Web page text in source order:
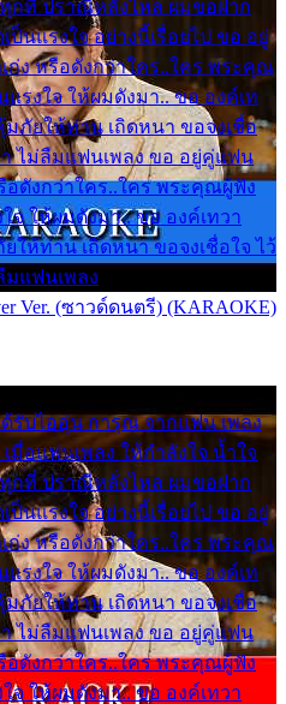
กที่ ปราณีหลั่งไหล ผมขอฝาก
ป็นแรงใจ อย่างนี้เรื่อยไป ขอ อยู่
ก่ง หรือดังกว่าใคร..ใคร พระคุณ
รงใจ ให้ผมดังมา.. ขอ องค์เท
ภัยให้ท่าน เถิดหนา ขอจงเชื่อ
า ไม่ลืมแฟนเพลง ขอ อยู่คู่แฟน
อดังกว่าใคร..ใคร พระคุณผู้ฟัง
จ ให้ผมดังมา.. ขอ องค์เทวา
ห้ท่าน เถิดหนา ขอจงเชื่อใจ ไว้
มแฟนเพลง
Ver. (ซาวด์ดนตรี) (KARAOKE)
รับไออุ่น การุณ จากแฟน เพลง
มื่อแฟนเพลง ให้กำลังใจ น้ำใจ
กที่ ปราณีหลั่งไหล ผมขอฝาก
ป็นแรงใจ อย่างนี้เรื่อยไป ขอ อยู่
ก่ง หรือดังกว่าใคร..ใคร พระคุณ
รงใจ ให้ผมดังมา.. ขอ องค์เท
ภัยให้ท่าน เถิดหนา ขอจงเชื่อ
า ไม่ลืมแฟนเพลง ขอ อยู่คู่แฟน
อดังกว่าใคร..ใคร พระคุณผู้ฟัง
จ ให้ผมดังมา.. ขอ องค์เทวา